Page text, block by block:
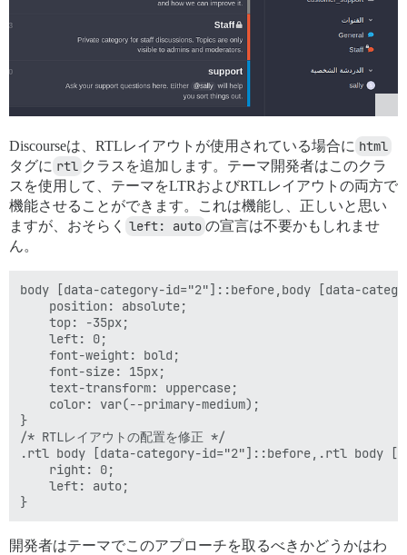
Discourseは、RTLレイアウトが使用されている場合に html
タグに rtl クラスを追加します。テーマ開発者はこのクラ
スを使用して、テーマをLTRおよびRTLレイアウトの両方で
機能させることができます。これは機能し、正しいと思い
ますが、おそらく left: auto の宣言は不要かもしれませ
ん。
body [data-category-id="2"]::before,body [data-
    position: absolute;
    top: -35px;
    left: 0;
    font-weight: bold;
    font-size: 15px;
    text-transform: uppercase;
    color: var(--primary-medium);
}
/* RTLレイアウトの配置を修正 */
.rtl body [data-category-id="2"]::before,.rtl body
    right: 0;
    left: auto;
開発者はテーマでこのアプローチを取るべきかどうかはわ